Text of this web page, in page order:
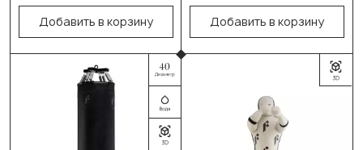
Добавить в корзину
110см/35см/28-30кг
130см/35см/38-40кг
150см/35см/42-45кг
180см/35см/53-55кг
Добавить в корзину
Выберите размер:
110см/40см/90кг
150см/40см/115кг
В корзину